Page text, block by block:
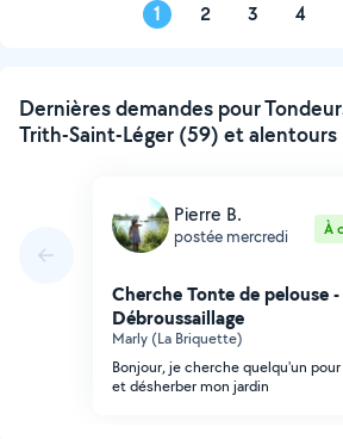
1 2 3 4
Dernières demandes pour
Trith-Saint-Léger (59) et alentours
Pierre B.
postée mercredi À
Cherche Tonte de pelouse -
Débroussaillage
Marly (La Briquette)
Bonjour, je cherche quelqu'un
et désherber mon jardin